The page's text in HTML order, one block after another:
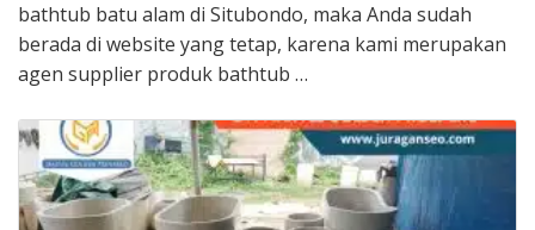
bathtub batu alam di Situbondo, maka Anda sudah
berada di website yang tetap, karena kami merupakan
agen supplier produk bathtub …